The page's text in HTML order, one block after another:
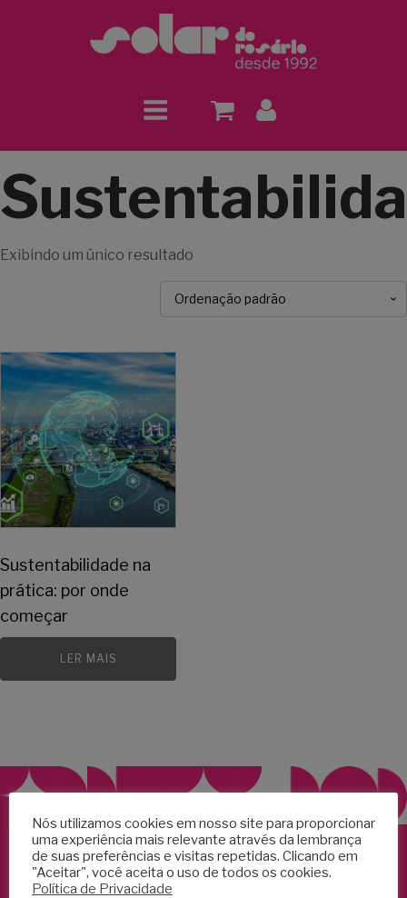
Exibindo um único resultado
Sustentabilidade na
prática: por onde
começar
LER MAIS
Nós utilizamos cookies em nosso site para proporcionar
uma experiência mais relevante através da lembrança
de suas preferências e visitas repetidas. Clicando em
"Aceitar", você aceita o uso de todos os cookies.
Política de Privacidade